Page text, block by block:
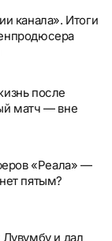
канала». Итоги
после
матч — вне
«Реала» —
пятым?
и дал